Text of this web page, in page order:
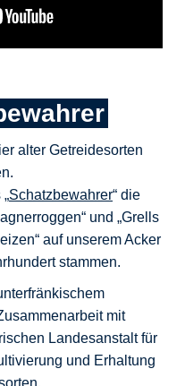
alter Getreidesorten
Schatzbewahrer“ die
und „Grells
auf unserem Acker
stammen.
mit
Landesanstalt für
und Erhaltung